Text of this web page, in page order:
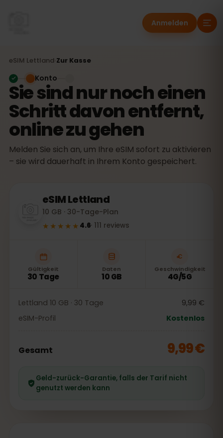
Anmelden
eSIM Lettland Zur Kasse
Sie sind nur noch einen
Schritt davon entfernt,
online zu gehen
Melden Sie sich an, um Ihre eSIM sofort zu aktivieren
– sie wird dauerhaft in Ihrem Konto gespeichert.
Konto
eSIMLettland
10 GB · 30-Tage-Plan
★★★★★ 4.6· 111 reviews
Gültigkeit
30 Tage
Daten
10 GB
Geschwindigkeit
4G/5G
Lettland 10 GB · 30 Tage
9,99 €
eSIM-Profil
Kostenlos
Gesamt 9,99 €
Geld-zurück-Garantie, falls der Tarif nicht
genutzt werden kann